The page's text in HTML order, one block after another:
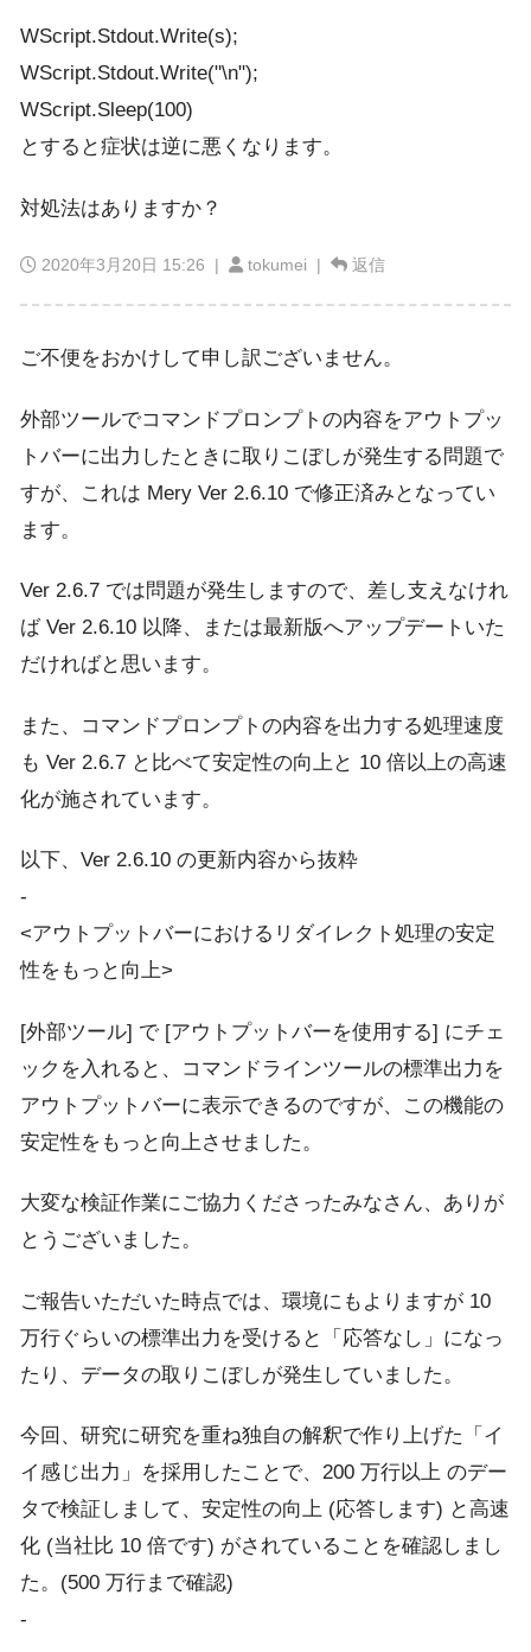
WScript.Stdout.Write(s);
WScript.Stdout.Write("\n");
WScript.Sleep(100)
とすると症状は逆に悪くなります。
対処法はありますか？
2020年3月20日 15:26 | tokumei | 返信
ご不便をおかけして申し訳ございません。
外部ツールでコマンドプロンプトの内容をアウトプッ
トバーに出力したときに取りこぼしが発生する問題で
すが、これは Mery Ver 2.6.10 で修正済みとなってい
ます。
Ver 2.6.7 では問題が発生しますので、差し支えなけれ
ば Ver 2.6.10 以降、または最新版へアップデートいた
だければと思います。
また、コマンドプロンプトの内容を出力する処理速度
も Ver 2.6.7 と比べて安定性の向上と 10 倍以上の高速
化が施されています。
以下、Ver 2.6.10 の更新内容から抜粋
-
<アウトプットバーにおけるリダイレクト処理の安定
性をもっと向上>
[外部ツール] で [アウトプットバーを使用する] にチェ
ックを入れると、コマンドラインツールの標準出力を
アウトプットバーに表示できるのですが、この機能の
安定性をもっと向上させました。
大変な検証作業にご協力くださったみなさん、ありが
とうございました。
ご報告いただいた時点では、環境にもよりますが 10
万行ぐらいの標準出力を受けると「応答なし」になっ
たり、データの取りこぼしが発生していました。
今回、研究に研究を重ね独自の解釈で作り上げた「イ
イ感じ出力」を採用したことで、200 万行以上 のデー
タで検証しまして、安定性の向上 (応答します) と高速
化 (当社比 10 倍です) がされていることを確認しまし
た。(500 万行まで確認)
-